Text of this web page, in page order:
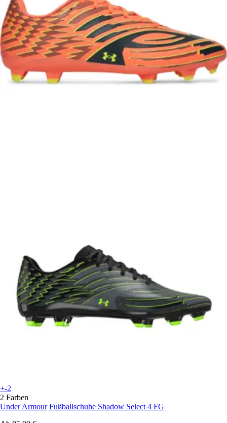
+-2
2 Farben
Under Armour Fußballschuhe Shadow Select 4 FG